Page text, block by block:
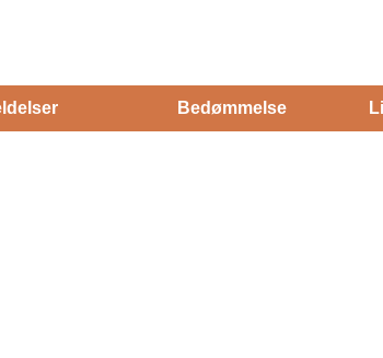
Bedømmelse